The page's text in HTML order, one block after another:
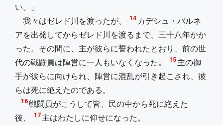
い。」
我々はゼレド川を渡ったが、
14 カデシュ・バルネ
アを出発してからゼレド川を渡るまで、三十八年かか
った。その間に、主が彼らに誓われたとおり、前の世
代の戦闘員は陣営に一人もいなくなった。
15 主の御
手が彼らに向けられ、陣営に混乱が引き起こされ、彼
らは死に絶えたのである。
16戦闘員がこうして皆、民の中から死に絶えた
後、
17 主はわたしに仰せになった。